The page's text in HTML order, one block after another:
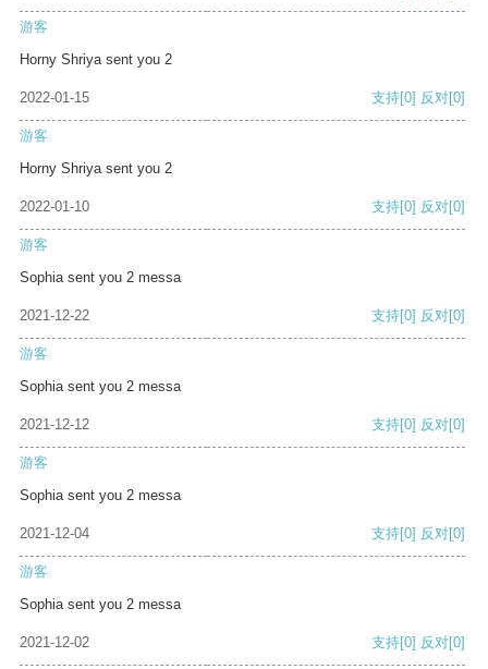
游客
Horny Shriya sent you 2
2022-01-15 支持[0] 反对[0]
游客
Horny Shriya sent you 2
2022-01-10 支持[0] 反对[0]
游客
Sophia sent you 2 messa
2021-12-22 支持[0] 反对[0]
游客
Sophia sent you 2 messa
2021-12-12 支持[0] 反对[0]
游客
Sophia sent you 2 messa
2021-12-04 支持[0] 反对[0]
游客
Sophia sent you 2 messa
2021-12-02 支持[0] 反对[0]